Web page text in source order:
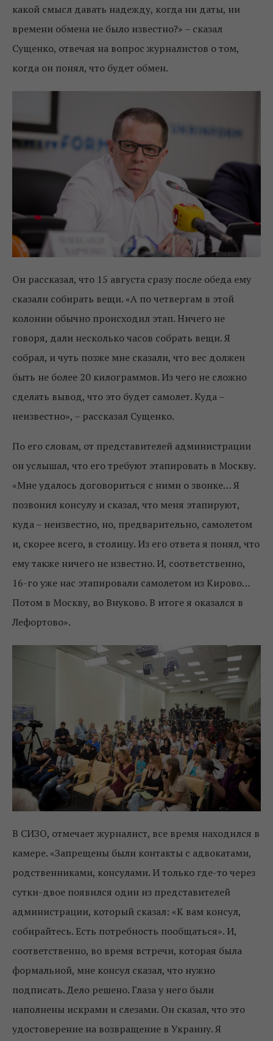
какой смысл давать надежду, когда ни даты, ни
времени обмена не было известно?» – сказал
Сущенко, отвечая на вопрос журналистов о том,
когда он понял, что будет обмен.
Он рассказал, что 15 августа сразу после обеда ему
сказали собирать вещи. «А по четвергам в этой
колонии обычно происходил этап. Ничего не
говоря, дали несколько часов собрать вещи. Я
собрал, и чуть позже мне сказали, что вес должен
быть не более 20 килограммов. Из чего не сложно
сделать вывод, что это будет самолет. Куда –
неизвестно», – рассказал Сущенко.
По его словам, от представителей администрации
он услышал, что его требуют этапировать в Москву.
«Мне удалось договориться с ними о звонке… Я
позвонил консулу и сказал, что меня этапируют,
куда – неизвестно, но, предварительно, самолетом
и, скорее всего, в столицу. Из его ответа я понял, что
ему также ничего не известно. И, соответственно,
16-го уже нас этапировали самолетом из Кирово…
Потом в Москву, во Внуково. В итоге я оказался в
Лефортово».
В СИЗО, отмечает журналист, все время находился в
камере. «Запрещены были контакты с адвокатами,
родственниками, консулами. И только где-то через
сутки-двое появился один из представителей
администрации, который сказал: «К вам консул,
собирайтесь. Есть потребность пообщаться». И,
соответственно, во время встречи, которая была
формальной, мне консул сказал, что нужно
подписать. Дело решено. Глаза у него были
наполнены искрами и слезами. Он сказал, что это
удостоверение на возвращение в Украину. Я